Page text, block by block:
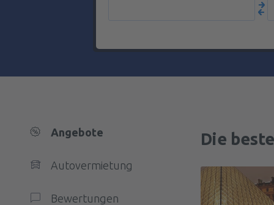
Angebote
Autovermietung
Bewertungen
Die